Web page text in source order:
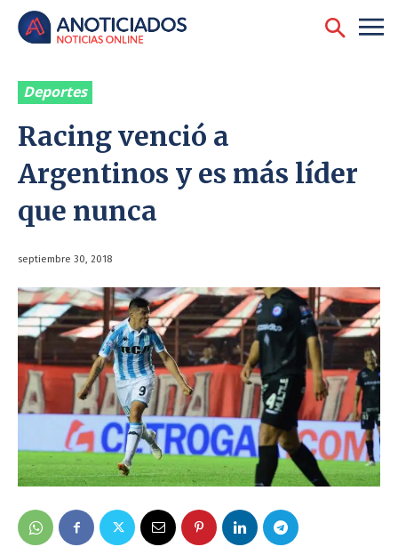
Deportes
Racing venció a
Argentinos y es más líder
que nunca
septiembre 30, 2018